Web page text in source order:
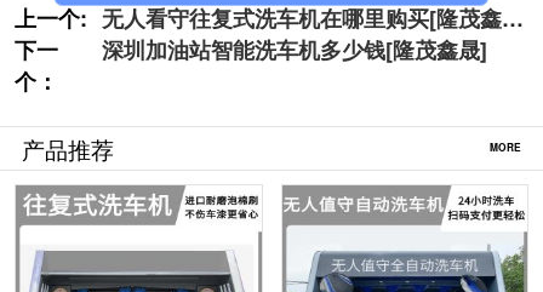
上一个: 无人看守往复式洗车机在哪里购买[隆茂鑫
晟]
下一
个：
深圳加油站智能洗车机多少钱[隆茂鑫晟]
产品推荐 MORE